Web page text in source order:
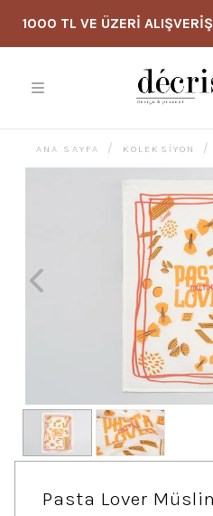
1000 TL VE ÜZERİ
ANA SAYFA KOLEKSİYON
Pasta Lover